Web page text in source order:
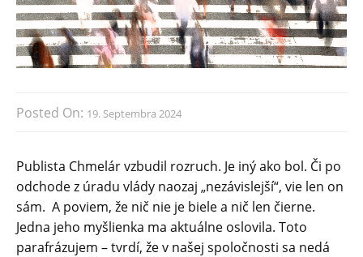
Posted On: 19. Septembra 2024
Publista Chmelár vzbudil rozruch. Je iný ako bol. Či po
odchode z úradu vlády naozaj „nezávislejší“, vie len on
sám. A poviem, že nič nie je biele a nič len čierne.
Jedna jeho myšlienka ma aktuálne oslovila. Toto
parafrázujem – tvrdí, že v našej spoločnosti sa nedá